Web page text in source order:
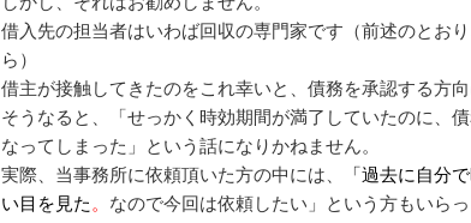
借入先の担当者はいわば回収の専門家です（前述のとお
ら）
借主が接触してきたのをこれ幸いと、債務を承認する方
そうなると、「せっかく時効期間が満了していたのに、
なってしまった」という話になりかねません。
実際、当事務所に依頼頂いた方の中には、
「過去に自分
い目を見た 。 なので今回は依頼したい」という方もいらっ